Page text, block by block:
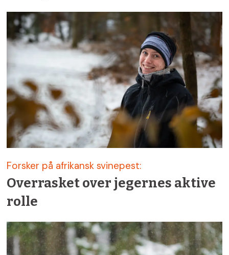
Forsker på afrikansk svinepest:
Overrasket over jegernes aktive
rolle